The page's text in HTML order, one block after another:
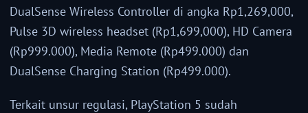
DualSense Wireless Controller di angka Rp1,269,000,
Pulse 3D wireless headset (Rp1,699,000), HD Camera
(Rp999.000), Media Remote (Rp499.000) dan
DualSense Charging Station (Rp499.000).
Terkait unsur regulasi, PlayStation 5 sudah